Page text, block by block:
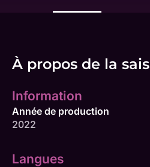
À propos de la
Information
Année de production
2022
Langues